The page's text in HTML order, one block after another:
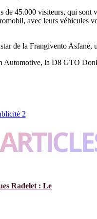
45.000 visiteurs, qui
avec leurs véhicules
de la Frangivento
Automotive, la D8 GTO
Radelet : Le